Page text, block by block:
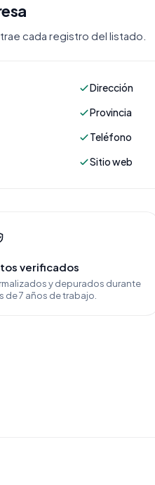
cada registro del listado.
Dirección
Provincia
Teléfono
Sitio web
verificados
y depurados durante
de 7 años de trabajo.